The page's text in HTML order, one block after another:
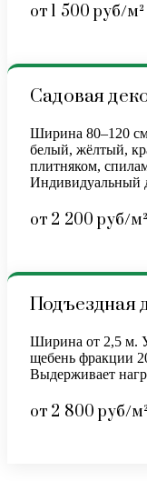
от 1 500 руб/м²
Садовая
Ширина 80–120
белый, жёлтый,
плитняком,
Индивидуальный
от 2 200 руб/м²
Подъездная
Ширина от 2,5 м.
щебень фракции
Выдерживает
от 2 800 руб/м²